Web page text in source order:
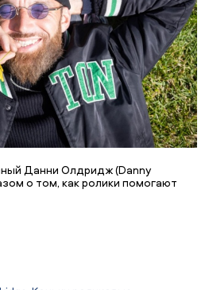
Данни Олдридж (Danny
о том, как ролики помогают